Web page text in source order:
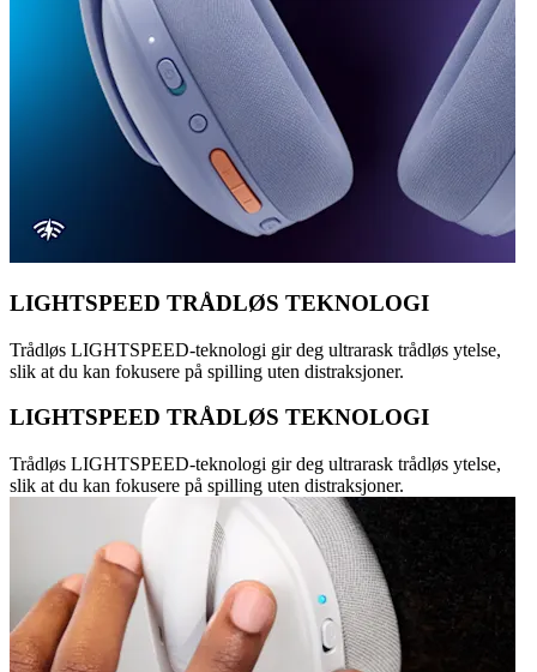
LIGHTSPEED TRÅDLØS TEKNOLOGI
Trådløs LIGHTSPEED-teknologi gir deg ultrarask trådløs ytelse,
slik at du kan fokusere på spilling uten distraksjoner.
LIGHTSPEED TRÅDLØS TEKNOLOGI
Trådløs LIGHTSPEED-teknologi gir deg ultrarask trådløs ytelse,
slik at du kan fokusere på spilling uten distraksjoner.